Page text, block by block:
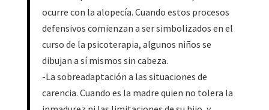
ocurre con la alopecía. Cuando estos procesos
defensivos comienzan a ser simbolizados en el
curso de la psicoterapia, algunos niños se
dibujan a sí mismos sin cabeza.
-La sobreadaptación a las situaciones de
carencia. Cuando es la madre quien no tolera la